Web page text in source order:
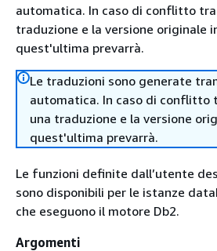
automatica. In caso di conflitto
traduzione e la versione originale
quest'ultima prevarrà.
Le traduzioni sono generate
automatica. In caso di conflitto
una traduzione e la versione
quest'ultima prevarrà.
Le funzioni definite dall’utente
sono disponibili per le istanze
che eseguono il motore Db2.
Argomenti